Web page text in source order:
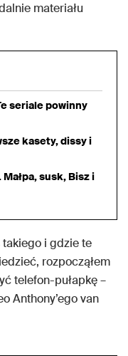
materiału
seriale powinny
kasety, dissy i
susk, Bisz i
i gdzie te
rozpocząłem
telefon-pułapkę –
Anthony’ego van